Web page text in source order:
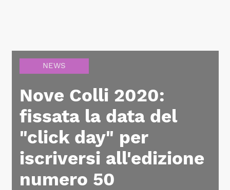
NEWS
Nove Colli 2020:
fissata la data del
"click day" per
iscriversi all'edizione
numero 50